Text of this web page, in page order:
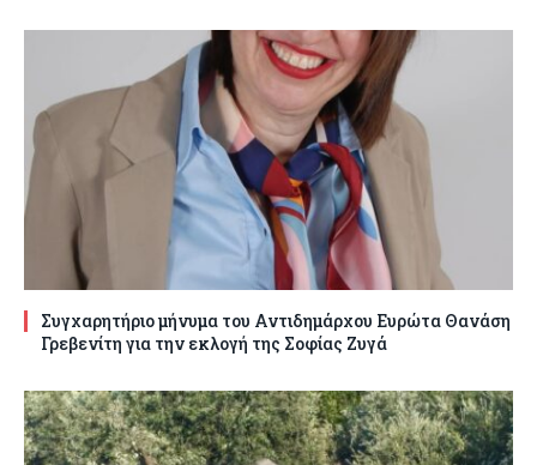
Συγχαρητήριο μήνυμα του Αντιδημάρχου Ευρώτα Θανάση
Γρεβενίτη για την εκλογή της Σοφίας Ζυγά